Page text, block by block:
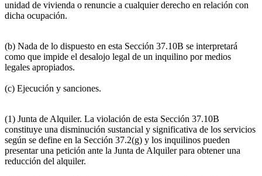
unidad de vivienda o renuncie a cualquier derecho en relación con
dicha ocupación.
(b) Nada de lo dispuesto en esta Sección 37.10B se interpretará
como que impide el desalojo legal de un inquilino por medios
legales apropiados.
(c) Ejecución y sanciones.
(1) Junta de Alquiler. La violación de esta Sección 37.10B
constituye una disminución sustancial y significativa de los servicios
según se define en la Sección 37.2(g) y los inquilinos pueden
presentar una petición ante la Junta de Alquiler para obtener una
reducción del alquiler.